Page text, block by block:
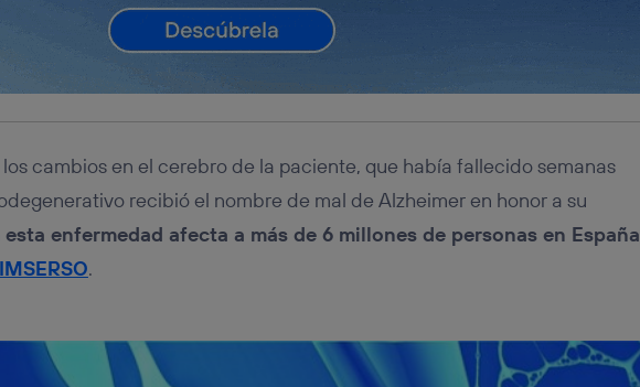
cambios en el cerebro de la paciente, que había fallecido semanas
recibió el nombre de mal de Alzheimer en honor a su
esta enfermedad afecta a más de 6 millones de personas en España
IMSERSO.